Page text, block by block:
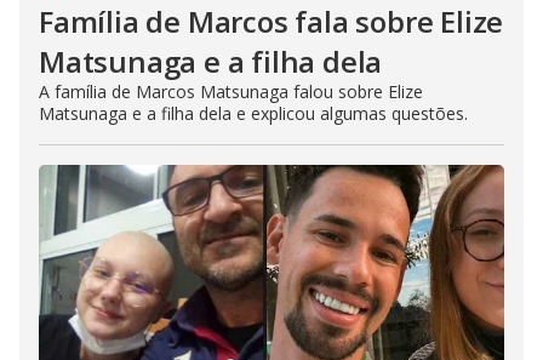
Família de Marcos fala sobre Elize
Matsunaga e a filha dela
A família de Marcos Matsunaga falou sobre Elize
Matsunaga e a filha dela e explicou algumas questões.